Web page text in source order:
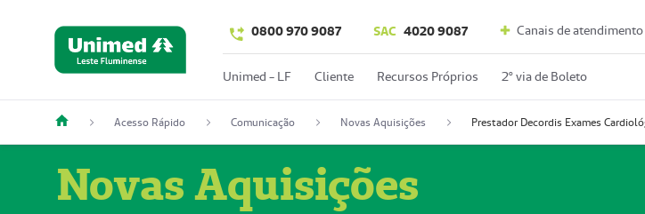
0800 970 9087 SAC 4020 9087 Canais de atendimento
Unimed - LF Cliente Recursos Próprios 2º via de Boleto
Acesso Rápido Comunicação Novas Aquisições
Novas Aquisições